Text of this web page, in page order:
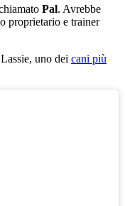
Pal. Avrebbe
proprietario e trainer
uno dei cani più